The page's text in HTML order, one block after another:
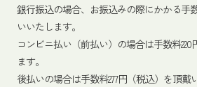
銀行振込の場合、お振込みの際にかかる手
いいたします。
コンビニ払い（前払い）の場合は手数料
ます。
後払いの場合は手数料277円（税込）を頂戴